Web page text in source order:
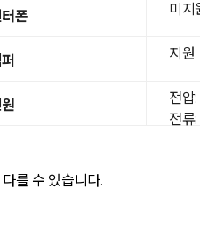
폰 미지
지원
전압
전류
를 수 있습니다.